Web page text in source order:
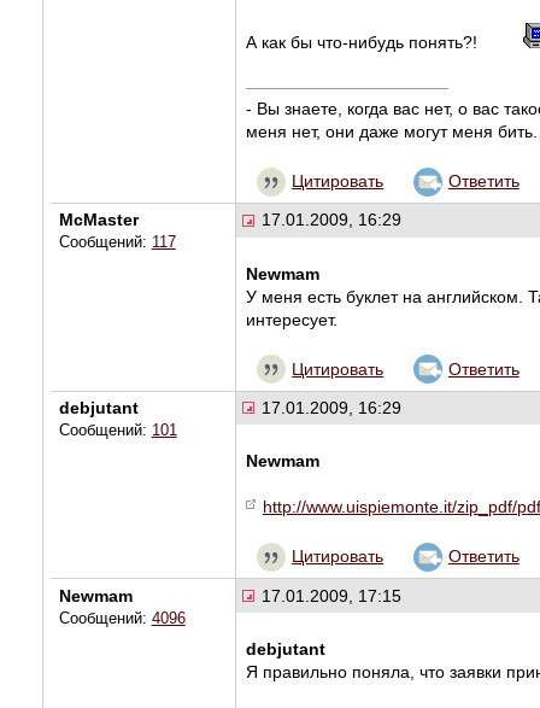
А как бы что-нибудь понять?!
- Вы знаете, когда вас нет, о вас
меня нет, они даже могут меня бить.
Цитировать Ответить
McMaster
Сообщений: 117
17.01.2009, 16:29
Newmam
У меня есть буклет на английском.
интересует.
Цитировать Ответить
debjutant
Сообщений: 101
17.01.2009, 16:29
Newmam
http://www.uispiemonte.it/zip_pdf/
Цитировать Ответить
Newmam
Сообщений: 4096
17.01.2009, 17:15
debjutant
Я правильно поняла, что заявки